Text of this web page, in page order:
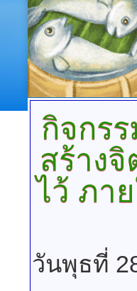
กิจกร
สร้าง
ไว้ ภา
วันพุธที่